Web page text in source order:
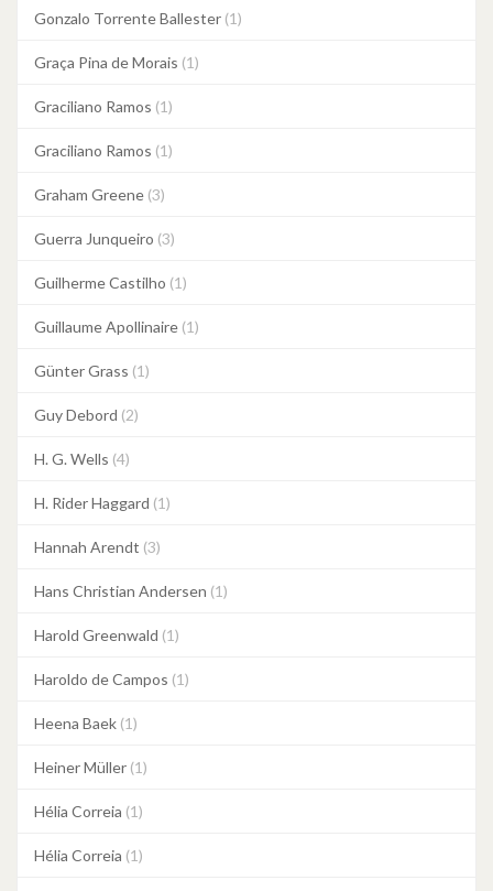
Gonzalo Torrente Ballester (1)
Graça Pina de Morais (1)
Graciliano Ramos (1)
Graciliano Ramos (1)
Graham Greene (3)
Guerra Junqueiro (3)
Guilherme Castilho (1)
Guillaume Apollinaire (1)
Günter Grass (1)
Guy Debord (2)
H. G. Wells (4)
H. Rider Haggard (1)
Hannah Arendt (3)
Hans Christian Andersen (1)
Harold Greenwald (1)
Haroldo de Campos (1)
Heena Baek (1)
Heiner Müller (1)
Hélia Correia (1)
Hélia Correia (1)